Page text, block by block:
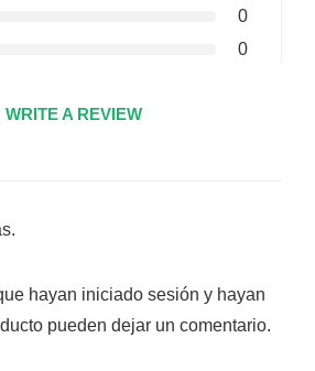
0
0
WRITE A REVIEW
hayan iniciado sesión y hayan
pueden dejar un comentario.